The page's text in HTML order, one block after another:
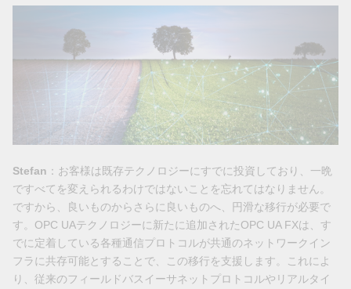
Stefan ：お客様は既存テクノロジーにすでに投資しており、一晩
ですべてを変えられるわけではないことを忘れてはなりません。
ですから、良いものからさらに良いものへ、円滑な移行が必要で
す。OPC UAテクノロジーに新たに追加されたOPC UA FXは、す
でに定着している各種通信プロトコルが共通のネットワークイン
フラに共存可能とすることで、この移行を支援します。これによ
り、従来のフィールドバスイーサネットプロトコルやリアルタイ